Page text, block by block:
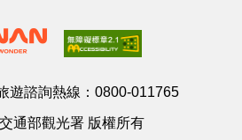
遊諮詢熱線： 0800-011765
通部觀光署 版權所有